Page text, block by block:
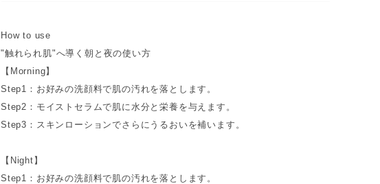
How to use
"触れられ肌"へ導く朝と夜の使い方
【Morning】
Step1：お好みの洗顔料で肌の汚れを落とします。
Step2：モイストセラムで肌に水分と栄養を与えます。
Step3：スキンローションでさらにうるおいを補います。
【Night】
Step1：お好みの洗顔料で肌の汚れを落とします。